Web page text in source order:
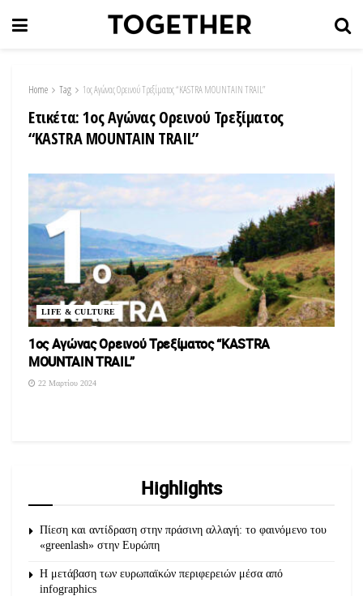
Home Tag 1ος Αγώνας Ορεινού Τρεξίματος “KASTRA MOUNTAIN TRAIL”
Ετικέτα:1ος Αγώνας Ορεινού Τρεξίματος
“KASTRA MOUNTAIN TRAIL”
LIFE & CULTURE
1ος Αγώνας Ορεινού Τρεξίματος “KASTRA
MOUNTAIN TRAIL”
22 Μαρτίου 2024
Highlights
Πίεση και αντίδραση στην πράσινη αλλαγή: το φαινόμενο του
«greenlash» στην Ευρώπη
Η μετάβαση των ευρωπαϊκών περιφερειών μέσα από
infographics